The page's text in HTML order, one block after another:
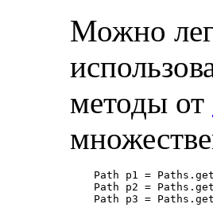
Можно
методы от
Path p1 =
Path p2 =